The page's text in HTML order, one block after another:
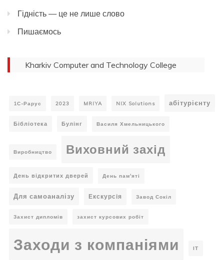
Гідність — це не лише слово
Пишаємось
Kharkiv Computer and Technology College
1С-Рарус 2023 MRIYA NIX Solutions абітурієнту
Бібліотека Булінг Василя Хмельницького
Виробництво Виховний захід
День відкритих дверей День пам'яті
Для самоаналізу Екскурсія Завод Сокіл
Захист дипломів захист курсових робіт
Заходи з компаніями ІТ